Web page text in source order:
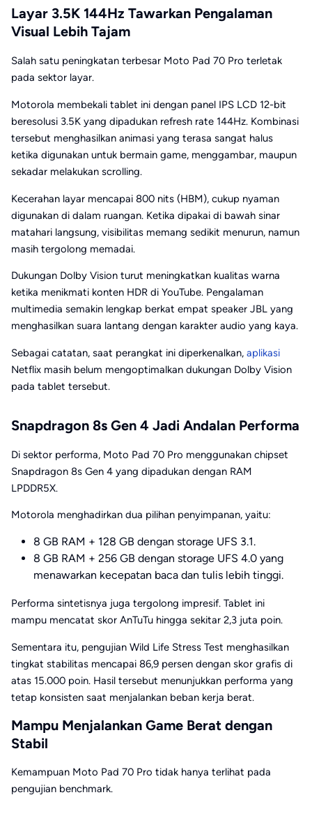
Layar 3.5K 144Hz Tawarkan Pengalaman
Visual Lebih Tajam
Salah satu peningkatan terbesar Moto Pad 70 Pro terletak
pada sektor layar.
Motorola membekali tablet ini dengan panel IPS LCD 12-bit
beresolusi 3.5K yang dipadukan refresh rate 144Hz. Kombinasi
tersebut menghasilkan animasi yang terasa sangat halus
ketika digunakan untuk bermain game, menggambar, maupun
sekadar melakukan scrolling.
Kecerahan layar mencapai 800 nits (HBM), cukup nyaman
digunakan di dalam ruangan. Ketika dipakai di bawah sinar
matahari langsung, visibilitas memang sedikit menurun, namun
masih tergolong memadai.
Dukungan Dolby Vision turut meningkatkan kualitas warna
ketika menikmati konten HDR di YouTube. Pengalaman
multimedia semakin lengkap berkat empat speaker JBL yang
menghasilkan suara lantang dengan karakter audio yang kaya.
Sebagai catatan, saat perangkat ini diperkenalkan, aplikasi
Netflix masih belum mengoptimalkan dukungan Dolby Vision
pada tablet tersebut.
Snapdragon 8s Gen 4 Jadi Andalan Performa
Di sektor performa, Moto Pad 70 Pro menggunakan chipset
Snapdragon 8s Gen 4 yang dipadukan dengan RAM
LPDDR5X.
Motorola menghadirkan dua pilihan penyimpanan, yaitu:
8 GB RAM + 128 GB dengan storage UFS 3.1.
8 GB RAM + 256 GB dengan storage UFS 4.0 yang
menawarkan kecepatan baca dan tulis lebih tinggi.
Performa sintetisnya juga tergolong impresif. Tablet ini
mampu mencatat skor AnTuTu hingga sekitar 2,3 juta poin.
Sementara itu, pengujian Wild Life Stress Test menghasilkan
tingkat stabilitas mencapai 86,9 persen dengan skor grafis di
atas 15.000 poin. Hasil tersebut menunjukkan performa yang
tetap konsisten saat menjalankan beban kerja berat.
Mampu Menjalankan Game Berat dengan
Stabil
Kemampuan Moto Pad 70 Pro tidak hanya terlihat pada
pengujian benchmark.